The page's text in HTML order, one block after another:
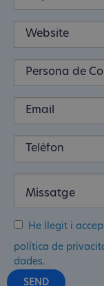
He llegit i
política de
dades.